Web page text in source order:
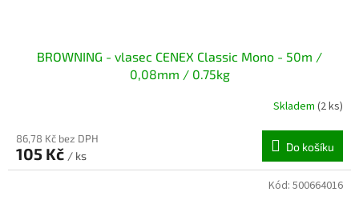
BROWNING - vlasec CENEX Classic Mono - 50m /
0,08mm / 0.75kg
Skladem (2 ks)
86,78 Kč bez DPH
105 Kč / ks
Do košíku
Kód: 500664016